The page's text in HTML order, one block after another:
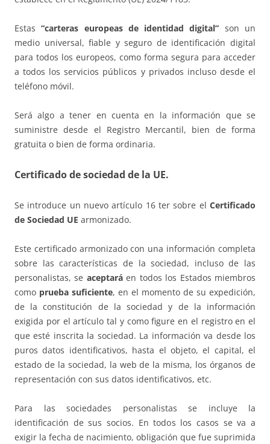
Estas“carteras europeas de identidad digital” son un
medio universal, fiable y seguro de identificación digital
para todos los europeos, como forma segura para acceder
a todos los servicios públicos y privados incluso desde el
teléfono móvil.
Será algo a tener en cuenta en la información que se
suministre desde el Registro Mercantil, bien de forma
gratuita o bien de forma ordinaria.
Certificado de sociedad de la UE.
Se introduce un nuevo artículo 16 ter sobre el Certificado
de Sociedad UE armonizado.
Este certificado armonizado con una información completa
sobre las características de la sociedad, incluso de las
personalistas, se aceptaráen todos los Estados miembros
como prueba suficiente, en el momento de su expedición,
de la constitución de la sociedad y de la información
exigida por el artículo tal y como figure en el registro en el
que esté inscrita la sociedad. La información va desde los
puros datos identificativos, hasta el objeto, el capital, el
estado de la sociedad, la web de la misma, los órganos de
representación con sus datos identificativos, etc.
Para las sociedades personalistas se incluye la
identificación de sus socios. En todos los casos se va a
exigir la fecha de nacimiento, obligación que fue suprimida